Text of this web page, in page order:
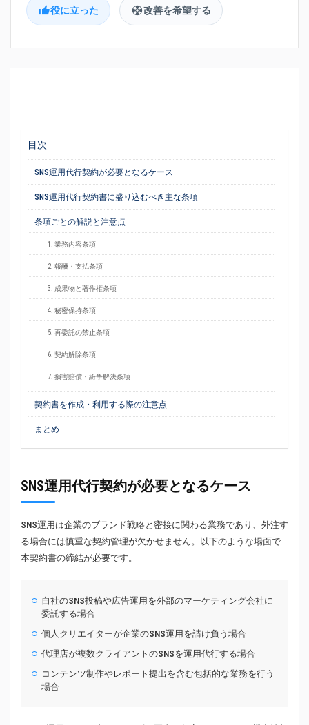
役に立った 改善を希望する
目次
SNS運用代行契約が必要となるケース
SNS運用代行契約書に盛り込むべき主な条項
条項ごとの解説と注意点
1. 業務内容条項
2. 報酬・支払条項
3. 成果物と著作権条項
4. 秘密保持条項
5. 再委託の禁止条項
6. 契約解除条項
7. 損害賠償・紛争解決条項
契約書を作成・利用する際の注意点
まとめ
SNS運用代行契約が必要となるケース
SNS運用は企業のブランド戦略と密接に関わる業務であり、外注す
る場合には慎重な契約管理が欠かせません。以下のような場面で
本契約書の締結が必要です。
自社のSNS投稿や広告運用を外部のマーケティング会社に
委託する場合
個人クリエイターが企業のSNS運用を請け負う場合
代理店が複数クライアントのSNSを運用代行する場合
コンテンツ制作やレポート提出を含む包括的な業務を行う
場合